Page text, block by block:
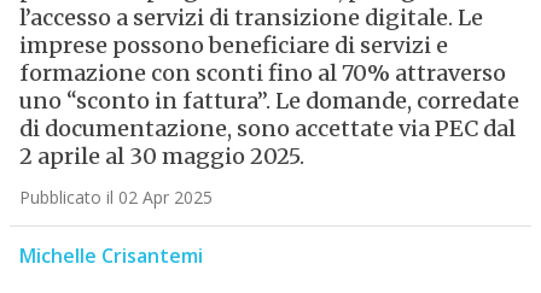
l’accesso a servizi di transizione digitale. Le
imprese possono beneficiare di servizi e
formazione con sconti fino al 70% attraverso
uno “sconto in fattura”. Le domande, corredate
di documentazione, sono accettate via PEC dal
2 aprile al 30 maggio 2025.
Pubblicato il 02 Apr 2025
Michelle Crisantemi